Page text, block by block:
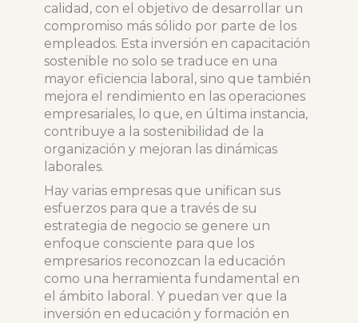
calidad, con el objetivo de desarrollar un
compromiso más sólido por parte de los
empleados. Esta inversión en capacitación
sostenible no solo se traduce en una
mayor eficiencia laboral, sino que también
mejora el rendimiento en las operaciones
empresariales, lo que, en última instancia,
contribuye a la sostenibilidad de la
organización y mejoran las dinámicas
laborales.
Hay varias empresas que unifican sus
esfuerzos para que a través de su
estrategia de negocio se genere un
enfoque consciente para que los
empresarios reconozcan la educación
como una herramienta fundamental en
el ámbito laboral. Y puedan ver que la
inversión en educación y formación en